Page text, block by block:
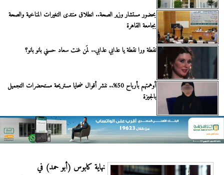
بحضور مستشار وزير الصحة.. انطلاق منتدى التغيرات المناخية والصحة
بجامعة القاهرة
نقطة ورا نقطة يا عذابي عذابي.. لمَن غنت سعاد حسني بانو بانو؟
أوهمتهم بأرباح 50%.. ننشر أقوال ضحايا مستريحة مستحضرات التجميل
بالجيزة
نهاية كابوس (أبو حمد) في